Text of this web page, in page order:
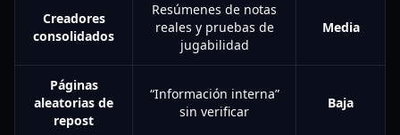
Creadores
consolidados
Resúmenes de notas
reales y pruebas de
jugabilidad
Media
Páginas
aleatorias de
repost
“Información interna”
sin verificar
Baja